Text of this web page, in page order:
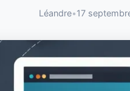
Léandre•17